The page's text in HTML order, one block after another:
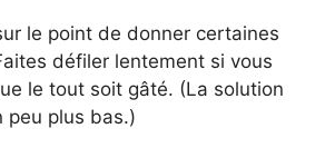
le point de donner certaines
défiler lentement si vous
le tout soit gâté. (La solution
peu plus bas.)